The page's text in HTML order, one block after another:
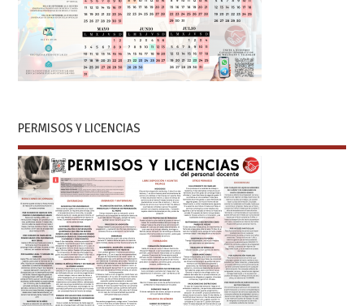
PERMISOS Y LICENCIAS